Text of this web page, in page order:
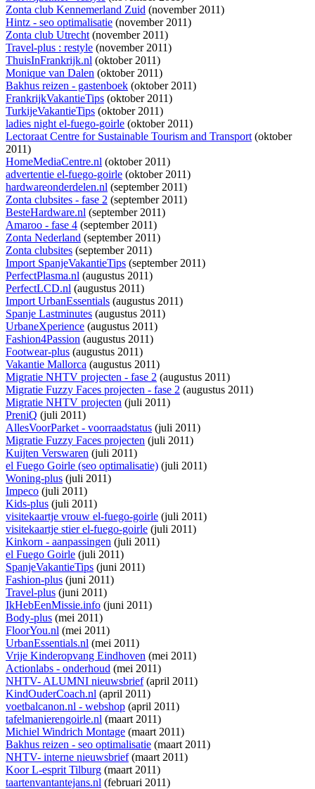
Zonta club Kennemerland Zuid (november 2011)
Hintz - seo optimalisatie (november 2011)
Zonta club Utrecht(november 2011)
Travel-plus : restyle (november 2011)
ThuisInFrankrijk.nl (oktober 2011)
Monique van Dalen (oktober 2011)
Bakhus reizen - gastenboek (oktober 2011)
FrankrijkVakantieTips (oktober 2011)
TurkijeVakantieTips (oktober 2011)
ladies night el-fuego-goirle (oktober 2011)
Lectoraat Centre for Sustainable Tourism and Transport(oktober
2011)
HomeMediaCentre.nl (oktober 2011)
advertentie el-fuego-goirle (oktober 2011)
hardwareonderdelen.nl (september 2011)
Zonta clubsites - fase 2 (september 2011)
BesteHardware.nl (september 2011)
Amaroo - fase 4 (september 2011)
Zonta Nederland (september 2011)
Zonta clubsites (september 2011)
Import SpanjeVakantieTips (september 2011)
PerfectPlasma.nl (augustus 2011)
PerfectLCD.nl (augustus 2011)
Import UrbanEssentials (augustus 2011)
Spanje Lastminutes (augustus 2011)
UrbaneXperience (augustus 2011)
Fashion4Passion (augustus 2011)
Footwear-plus (augustus 2011)
Vakantie Mallorca (augustus 2011)
Migratie NHTV projecten - fase 2 (augustus 2011)
Migratie Fuzzy Faces projecten - fase 2 (augustus 2011)
Migratie NHTV projecten (juli 2011)
PreniQ (juli 2011)
AllesVoorParket - voorraadstatus (juli 2011)
Migratie Fuzzy Faces projecten (juli 2011)
Kuijten Verswaren (juli 2011)
el Fuego Goirle (seo optimalisatie) (juli 2011)
Woning-plus (juli 2011)
Impeco (juli 2011)
Kids-plus (juli 2011)
visitekaartje vrouw el-fuego-goirle (juli 2011)
visitekaartje stier el-fuego-goirle (juli 2011)
Kinkorn - aanpassingen (juli 2011)
el Fuego Goirle (juli 2011)
SpanjeVakantieTips (juni 2011)
Fashion-plus (juni 2011)
Travel-plus (juni 2011)
IkHebEenMissie.info (juni 2011)
Body-plus (mei 2011)
FloorYou.nl (mei 2011)
UrbanEssentials.nl (mei 2011)
Vrije Kinderopvang Eindhoven (mei 2011)
Actionlabs - onderhoud (mei 2011)
NHTV- ALUMNI nieuwsbrief(april 2011)
KindOuderCoach.nl (april 2011)
voetbalcanon.nl - webshop (april 2011)
tafelmanierengoirle.nl (maart 2011)
Michiel Windrich Montage (maart 2011)
Bakhus reizen - seo optimalisatie (maart 2011)
NHTV- interne nieuwsbrief(maart 2011)
Koor L-esprit Tilburg (maart 2011)
taartenvantantejans.nl (februari 2011)